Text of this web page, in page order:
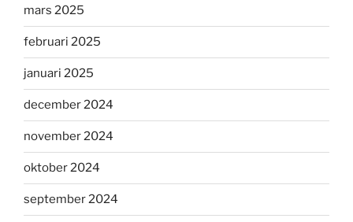
mars 2025
februari 2025
januari 2025
december 2024
november 2024
oktober 2024
september 2024